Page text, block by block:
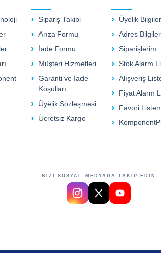
Sipariş Takibi
Arıza Formu
İade Formu
Müşteri Hizmetleri
Garanti ve İade
Koşulları
Üyelik Sözleşmesi
Ücretsiz Kargo
Üyelik
Adres
Siparişlerim
Stok Alarm
Alışveriş
Fiyat Alarm
Favori
BİZİ SOSYAL MEDYADA TAKİP EDİN